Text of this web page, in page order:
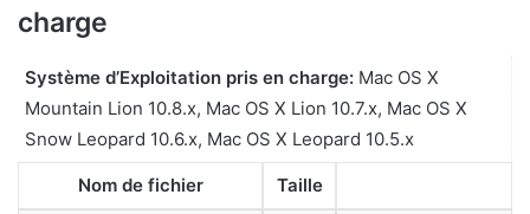
charge
Système d’Exploitation pris en charge: Mac OS X
Mountain Lion 10.8.x, Mac OS X Lion 10.7.x, Mac OS X
Snow Leopard 10.6.x, Mac OS X Leopard 10.5.x
Nom de fichier Taille